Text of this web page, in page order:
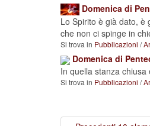
Domenica di
Lo Spirito è già dato, è
che non ci spinge in
Si trova in Pubblicazioni /
Domenica di
In quella stanza
Si trova in Pubblicazioni /